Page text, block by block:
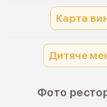
Карта
Дитяче
Фото